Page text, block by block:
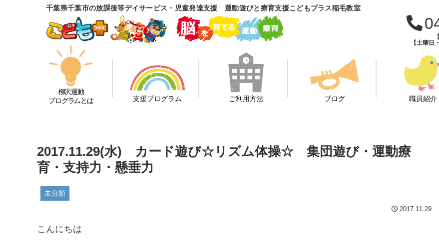
千葉県千葉市の放課後等デイサービス・児童発達支援 運動遊びと療育支援こどもプラス稲毛教室
【土曜日
柳沢運動
プログラムとは
支援プログラム ご利用方法 ブログ 職員紹介
2017.11.29(水) カード遊び☆リズム体操☆ 集団遊び・運動療
育・支持力・懸垂力
未分類
2017.11.29
こんにちは